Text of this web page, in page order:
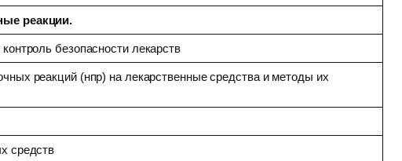
реакции.
безопасности лекарств
реакций (нпр) на лекарственные средства и методы их
средств